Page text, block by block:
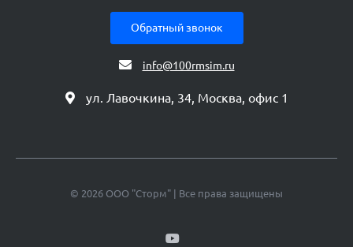
Обратный звонок
info@100rmsim.ru
ул. Лавочкина, 34, Москва, офис 1
© 2026 ООО "Сторм" | Все права защищены